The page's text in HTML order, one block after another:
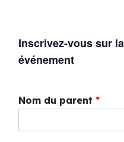
Inscrivez-vous sur
événement
Nom du parent *